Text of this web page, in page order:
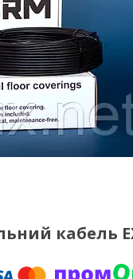
кабель